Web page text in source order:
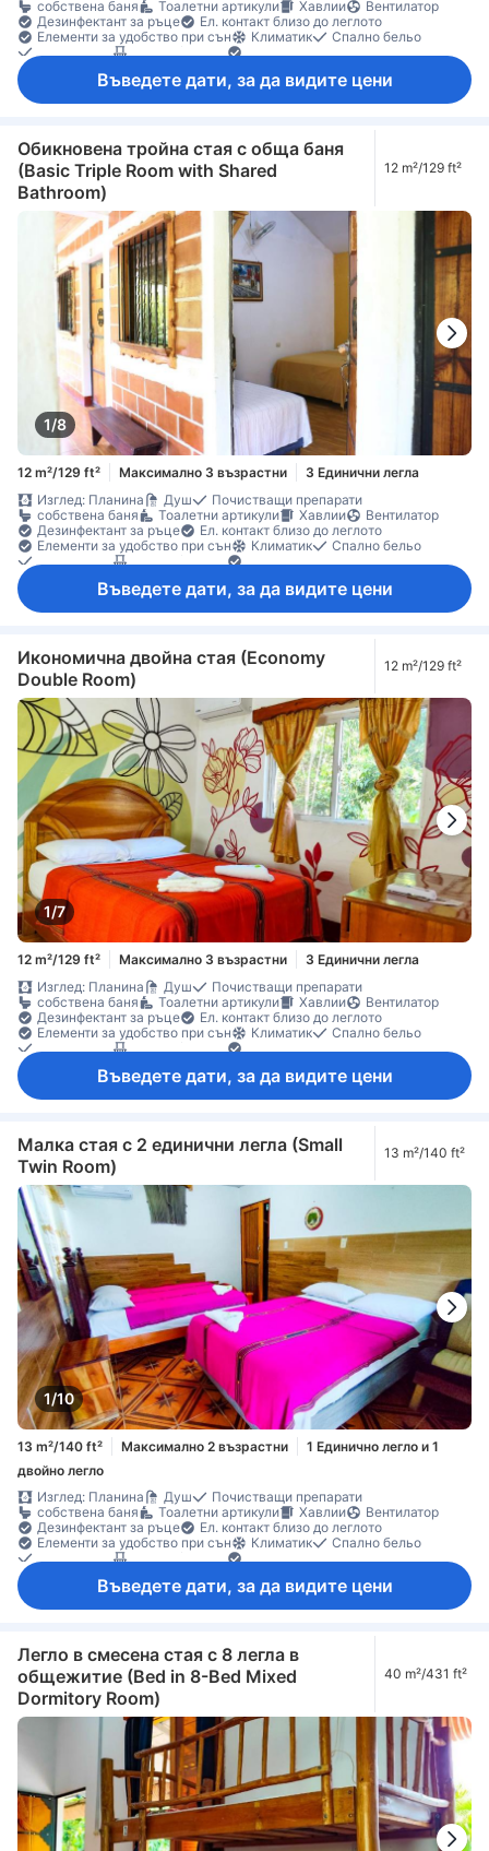
собствена баня Тоалетни артикули Хавлии
Вентилатор
Дезинфектант за ръце
Ел. контакт близо до леглото
Елементи за удобство при сън
Климатик
Спално бельо
Събуждане
Балкон/тераса
Градински мебели
Индивидуална климатизация
Функция за защита/сигурност
Въведете дати, за да видите цени
Обикновена тройна стая с обща баня
(Basic Triple Room with Shared
Bathroom)
12 m²/129 ft²
1/8
12 m²/129 ft² Максимално 3 възрастни
3 Единични легла
Изглед: Планина
Душ
Почистващи препарати
собствена баня
Тоалетни артикули Хавлии
Вентилатор
Дезинфектант за ръце
Ел. контакт близо до леглото
Елементи за удобство при сън
Климатик
Спално бельо
Събуждане
Балкон/тераса
Градински мебели
Индивидуална климатизация
Функция за защита/сигурност
Въведете дати, за да видите цени
Икономична двойна стая (Economy
Double Room)
12 m²/129 ft²
1/7
12 m²/129 ft² Максимално 3 възрастни
3 Единични легла
Изглед: Планина
Душ
Почистващи препарати
собствена баня
Тоалетни артикули Хавлии
Вентилатор
Дезинфектант за ръце
Ел. контакт близо до леглото
Елементи за удобство при сън
Климатик
Спално бельо
Събуждане
Балкон/тераса
Градински мебели
Индивидуална климатизация
Функция за защита/сигурност
Въведете дати, за да видите цени
Малка стая с 2 единични легла (Small
Twin Room)
13 m²/140 ft²
1/10
13 m²/140 ft² Максимално 2 възрастни
1 Единично легло и 1
двойно легло
Изглед: Планина
Душ
Почистващи препарати
собствена баня
Тоалетни артикули Хавлии
Вентилатор
Дезинфектант за ръце
Ел. контакт близо до леглото
Елементи за удобство при сън
Климатик
Спално бельо
Събуждане
Балкон/тераса
Градински мебели
Индивидуална климатизация
Функция за защита/сигурност
Въведете дати, за да видите цени
Легло в смесена стая с 8 легла в
общежитие (Bed in 8-Bed Mixed
Dormitory Room)
40 m²/431 ft²